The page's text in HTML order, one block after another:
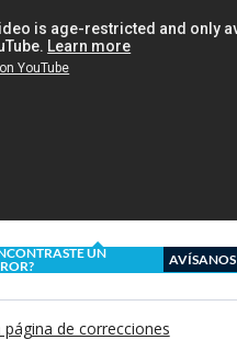
UN
AVÍSANOS
página de correcciones